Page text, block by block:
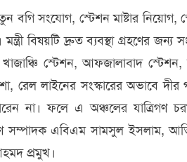
নির্দেশ
সংযোগ, স্টেশন মাষ্টার নিয়োগ,
বিষয়টি দ্রুত ব্যবস্থা গ্রহণের জন্য
স্টেশন, আফজালাবাদ
রেল লাইনের সংস্কারের অভাবে
না। ফলে এ অঞ্চলের যাত্রিগণ চরম
সম্পাদক এবিএম সামসুল
প্রমুখ।